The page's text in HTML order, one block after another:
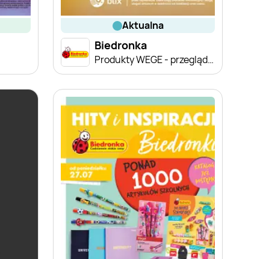
aktualna
Biedronka
Produkty WEGE - przegląd cen